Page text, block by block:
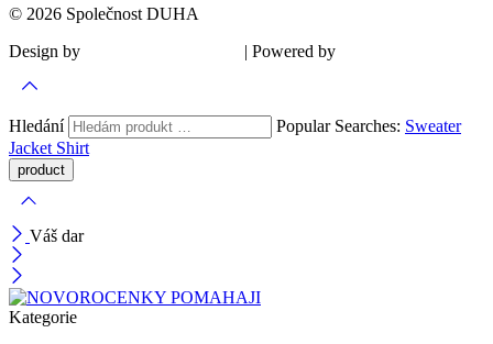
© 2026 Společnost DUHA
Design by
| Powered by
Hledání Popular Searches: Sweater
Jacket Shirt
Váš dar
Kategorie